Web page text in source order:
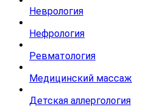
Неврология
Нефрология
Ревматология
Медицинский массаж
Детская аллергология